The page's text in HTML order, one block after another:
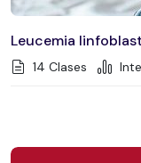
Leucemia
14 Clases